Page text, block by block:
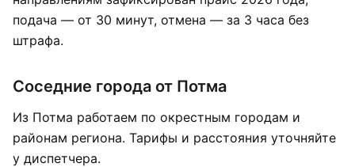
подача — от 30 минут, отмена — за 3 часа без
штрафа.
Соседние города от Потма
Из Потма работаем по окрестным городам и
районам региона. Тарифы и расстояния уточняйте
у диспетчера.